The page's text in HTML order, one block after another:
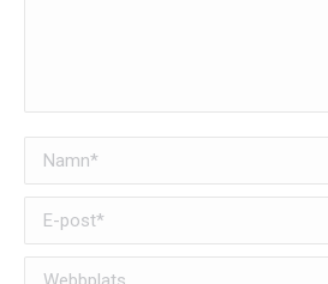
Namn *
E-post *
Webbplats